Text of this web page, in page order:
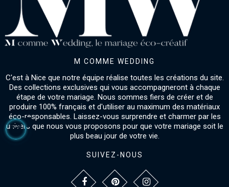
M COMME WEDDING
C'est à Nice que notre équipe réalise toutes les créations du site.
Des collections exclusives qui vous accompagneront à chaque
étape de votre mariage. Nous sommes fiers de créer et de
produire 100% français et d'utiliser au maximum des matériaux
éco-responsables. Laissez-vous surprendre et charmer par les
univers que nous vous proposons pour que votre mariage soit le
plus beau jour de votre vie.
SUIVEZ-NOUS